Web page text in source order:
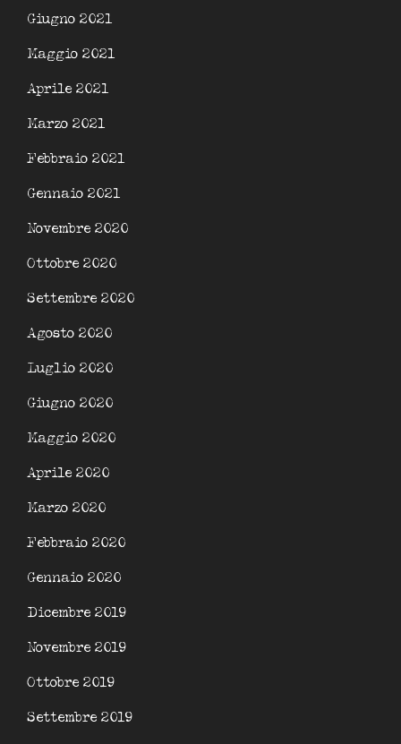
Giugno 2021
Maggio 2021
Aprile 2021
Marzo 2021
Febbraio 2021
Gennaio 2021
Novembre 2020
Ottobre 2020
Settembre 2020
Agosto 2020
Luglio 2020
Giugno 2020
Maggio 2020
Aprile 2020
Marzo 2020
Febbraio 2020
Gennaio 2020
Dicembre 2019
Novembre 2019
Ottobre 2019
Settembre 2019